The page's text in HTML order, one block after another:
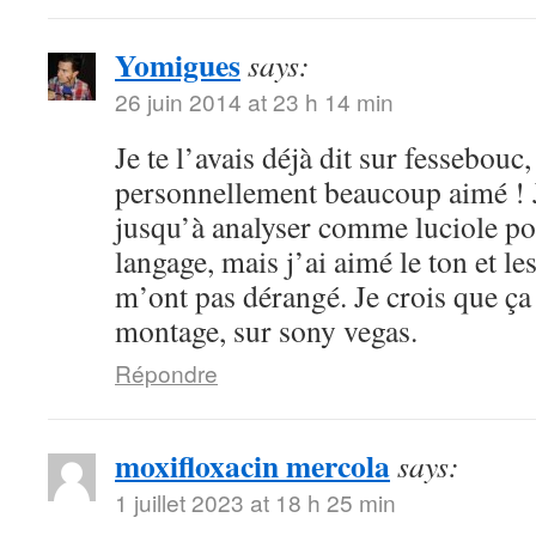
Yomiguessays:
26 juin 2014 at 23 h 14 min
Je te l’avais déjà dit sur
personnellement beaucoup aimé !
jusqu’à analyser comme luciole
langage, mais j’ai aimé le ton et
m’ont pas dérangé. Je crois que
montage, sur sony vegas.
Répondre
moxifloxacin mercolasays:
1 juillet 2023 at 18 h 25 min